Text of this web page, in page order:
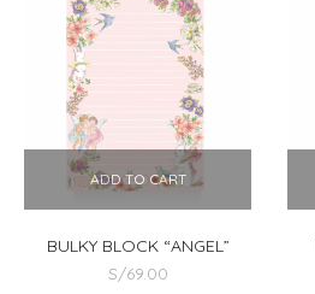
ADD TO CART
BULKY BLOCK “ANGEL”
S/69.00